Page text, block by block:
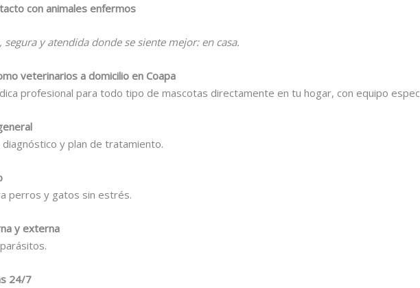
con animales enfermos
y atendida donde se siente mejor: en casa.
veterinarios a domicilio en Coapa
profesional para todo tipo de mascotas directamente en tu hogar, con equipo
y plan de tratamiento.
perros y gatos sin estrés.
y externa
24/7